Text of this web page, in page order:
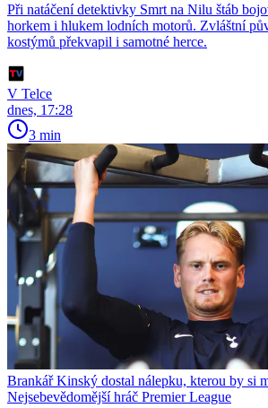
Při natáčení detektivky Smrt na Nilu štáb
horkem i hlukem lodních motorů. Zvláštní
kostýmů překvapil i samotné herce.
V Telce
dnes, 17:28
3 min
Brankář Kinský dostal nálepku, kterou by si
Nejsebevědomější hráč Premier League